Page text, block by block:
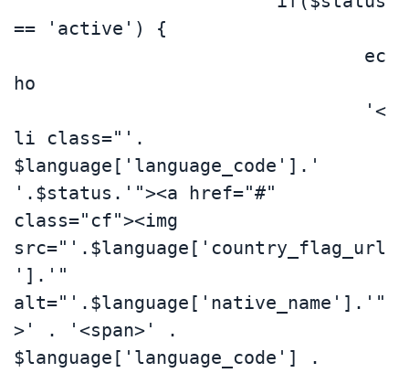
== 'active') {
ho
li class="'.
$language['language_code'].'
'.$status.'"><a href="#"
class="cf"><img
src="'.$language['country_flag_url
'].'"
alt="'.$language['native_name'].'"
>' . '<span>' .
$language['language_code'] .